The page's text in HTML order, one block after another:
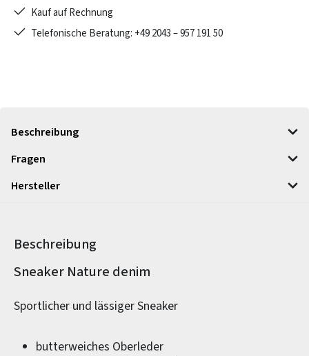
Kauf auf Rechnung
Telefonische Beratung: +49 2043 – 957 191 50
Beschreibung
Fragen
Hersteller
Beschreibung
Produktinformationen
Sneaker Nature denim
Sportlicher und lässiger Sneaker
butterweiches Oberleder